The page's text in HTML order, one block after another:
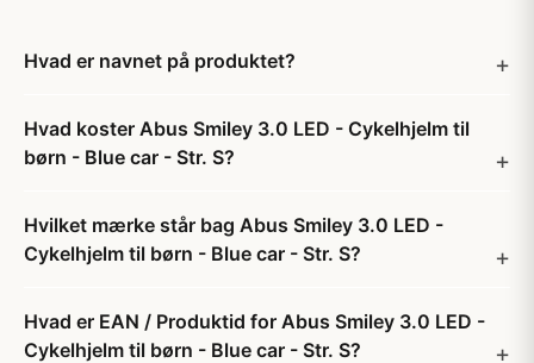
Hvad er navnet på produktet?
Hvad koster Abus Smiley 3.0 LED - Cykelhjelm til
børn - Blue car - Str. S?
Hvilket mærke står bag Abus Smiley 3.0 LED -
Cykelhjelm til børn - Blue car - Str. S?
Hvad er EAN / Produktid for Abus Smiley 3.0 LED -
Cykelhjelm til børn - Blue car - Str. S?